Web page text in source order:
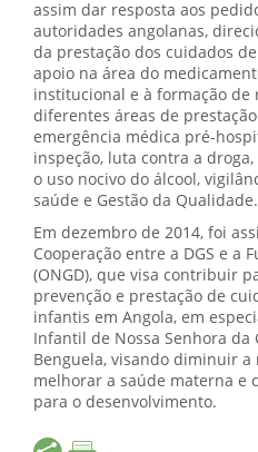
assim dar resposta aos
autoridades angolanas,
da prestação dos cuidados
apoio na área do
institucional e à formação de
diferentes áreas de
emergência médica pré-
inspeção, luta contra a
o uso nocivo do álcool,
saúde e Gestão da Qualidade.
Em dezembro de 2014, foi
Cooperação entre a DGS e a
(ONGD), que visa contribuir
prevenção e prestação de
infantis em Angola, em
Infantil de Nossa Senhora da
Benguela, visando diminuir
melhorar a saúde materna e
para o desenvolvimento.